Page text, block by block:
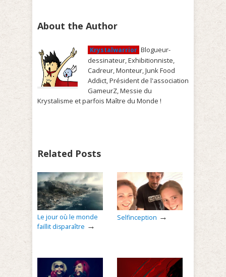
About the Author
Krystalwarrior Blogueur-
dessinateur, Exhibitionniste,
Cadreur, Monteur, Junk Food
Addict, Président de l'association
GameurZ, Messie du
Krystalisme et parfois Maître du Monde !
Related Posts
Le jour où le monde
faillit disparaître →
Selfinception →